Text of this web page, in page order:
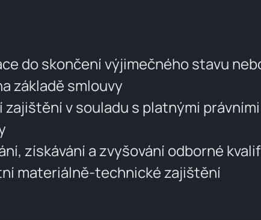
do skončení výjimečného stavu
základě smlouvy
zajištění v souladu s platnými právními
získávání a zvyšování odborné
materiálně-technické zajištění